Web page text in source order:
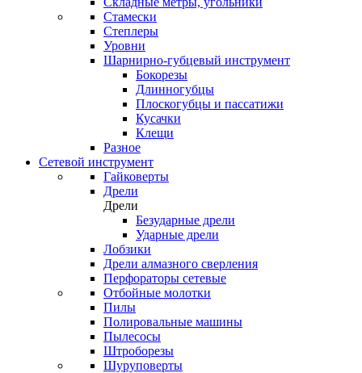
Стамески
Степлеры
Уровни
Шарнирно-губцевый инструмент
Бокорезы
Длинногубцы
Плоскогубцы и пассатижи
Кусачки
Клещи
Разное
Сетевой инструмент
Гайковерты
Дрели
Дрели
Безударные дрели
Ударные дрели
Лобзики
Дрели алмазного сверления
Перфораторы сетевые
Отбойные молотки
Пилы
Полировальные машины
Пылесосы
Штроборезы
Шуруповерты